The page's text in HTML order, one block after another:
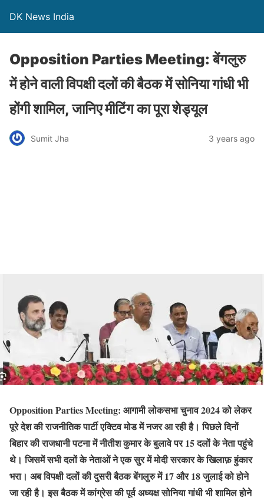
DK News India
Opposition Parties Meeting: बेंगलुरु
में होने वाली विपक्षी दलों की बैठक में सोनिया गांधी भी
होंगी शामिल, जानिए मीटिंग का पूरा शेड्यूल
Sumit Jha 3 years ago
Opposition Parties Meeting: आगामी लोकसभा चुनाव 2024 को लेकर
पूरे देश की राजनीतिक पार्टी एक्टिव मोड में नजर आ रही है। पिछले दिनों
बिहार की राजधानी पटना में नीतीश कुमार के बुलावे पर 15 दलों के नेता पहुंचे
थे। जिसमें सभी दलों के नेताओं ने एक सुर में मोदी सरकार के खिलाफ़ हुंकार
भरा। अब विपक्षी दलों की दुसरी बैठक बेंगलुरु में 17 और 18 जुलाई को होने
जा रही है। इस बैठक में कांग्रेस की पूर्व अध्यक्ष सोनिया गांधी भी शामिल होने